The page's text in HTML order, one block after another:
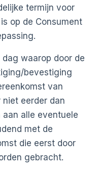
termijn voor
op de Consument
waarop door de
bevestiging
van
eerder dan
alle eventuele
met de
die eerst door
gebracht.